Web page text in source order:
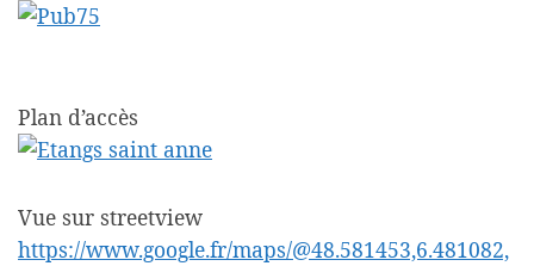
Plan d’accès
Vue sur streetview
https://www.google.fr/maps/@48.581453,6.481082,